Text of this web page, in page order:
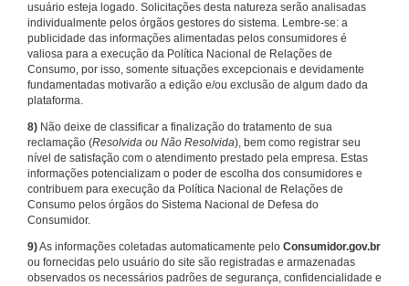
usuário esteja logado. Solicitações desta natureza serão analisadas
individualmente pelos órgãos gestores do sistema. Lembre-se: a
publicidade das informações alimentadas pelos consumidores é
valiosa para a execução da Política Nacional de Relações de
Consumo, por isso, somente situações excepcionais e devidamente
fundamentadas motivarão a edição e/ou exclusão de algum dado da
plataforma.
8) Não deixe de classificar a finalização do tratamento de sua
reclamação (Resolvida ou Não Resolvida), bem como registrar seu
nível de satisfação com o atendimento prestado pela empresa. Estas
informações potencializam o poder de escolha dos consumidores e
contribuem para execução da Política Nacional de Relações de
Consumo pelos órgãos do Sistema Nacional de Defesa do
Consumidor.
9)As informações coletadas automaticamente pelo Consumidor.gov.br
ou fornecidas pelo usuário do site são registradas e armazenadas
observados os necessários padrões de segurança, confidencialidade e